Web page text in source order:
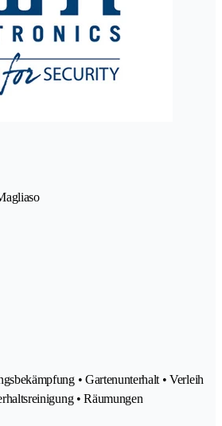
• Gartenunterhalt • Verleih
• Räumungen